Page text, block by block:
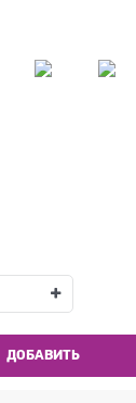
ДОБАВИТЬ